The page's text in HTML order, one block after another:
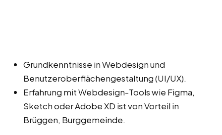
Grundkenntnisse in Webdesign und
Benutzeroberflächengestaltung (UI/UX).
Erfahrung mit Webdesign-Tools wie Figma,
Sketch oder Adobe XD ist von Vorteil in
Brüggen, Burggemeinde.